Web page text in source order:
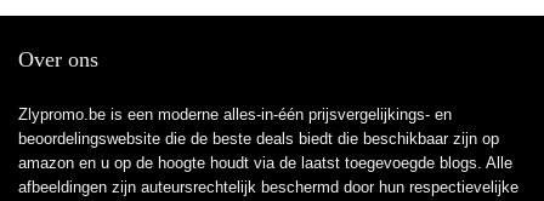
Over ons
Zlypromo.be is een moderne alles-in-één prijsvergelijkings- en
beoordelingswebsite die de beste deals biedt die beschikbaar zijn op
amazon en u op de hoogte houdt via de laatst toegevoegde blogs. Alle
afbeeldingen zijn auteursrechtelijk beschermd door hun respectievelijke